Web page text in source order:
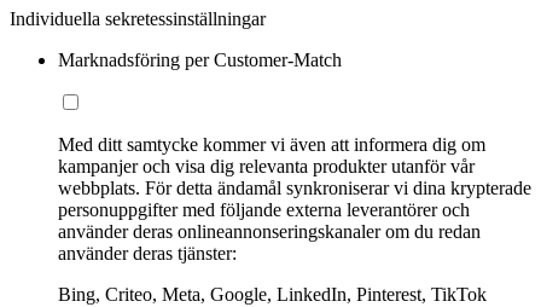
Individuella sekretessinställningar
Marknadsföring per Customer-Match
Med ditt samtycke kommer vi även att informera dig om
kampanjer och visa dig relevanta produkter utanför vår
webbplats. För detta ändamål synkroniserar vi dina krypterade
personuppgifter med följande externa leverantörer och
använder deras onlineannonseringskanaler om du redan
använder deras tjänster:
Bing, Criteo, Meta, Google, LinkedIn, Pinterest, TikTok